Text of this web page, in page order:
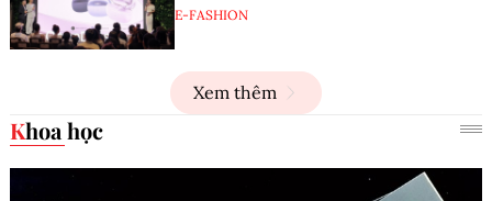
E-FASHION
Xem thêm
Khoa học